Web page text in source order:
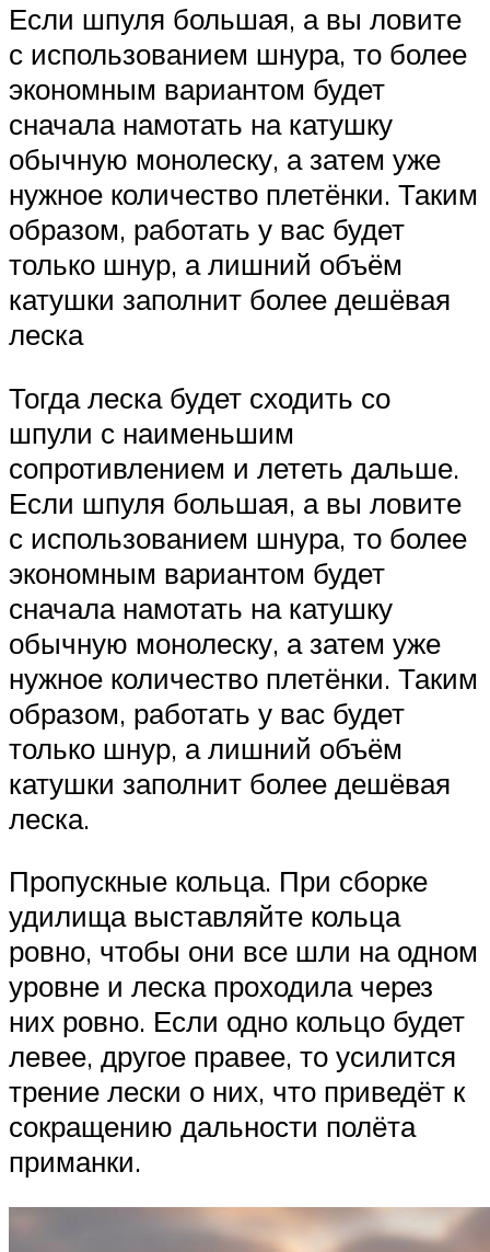
Если шпуля большая, а вы ловите
с использованием шнура, то более
экономным вариантом будет
сначала намотать на катушку
обычную монолеску, а затем уже
нужное количество плетёнки. Таким
образом, работать у вас будет
только шнур, а лишний объём
катушки заполнит более дешёвая
леска
Тогда леска будет сходить со
шпули с наименьшим
сопротивлением и лететь дальше.
Если шпуля большая, а вы ловите
с использованием шнура, то более
экономным вариантом будет
сначала намотать на катушку
обычную монолеску, а затем уже
нужное количество плетёнки. Таким
образом, работать у вас будет
только шнур, а лишний объём
катушки заполнит более дешёвая
леска.
Пропускные кольца. При сборке
удилища выставляйте кольца
ровно, чтобы они все шли на одном
уровне и леска проходила через
них ровно. Если одно кольцо будет
левее, другое правее, то усилится
трение лески о них, что приведёт к
сокращению дальности полёта
приманки.